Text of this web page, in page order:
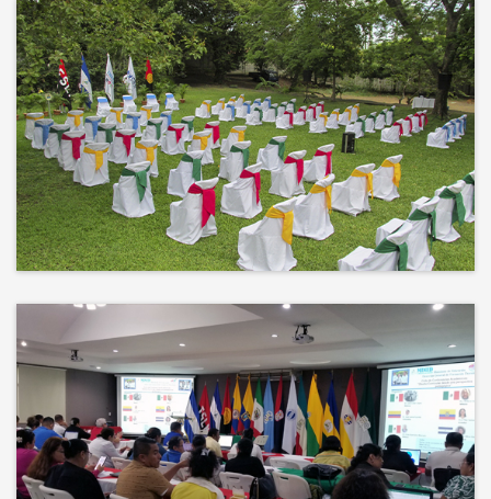
No hay mejor techo que el cielo ni
mejor decorado que la naturaleza.